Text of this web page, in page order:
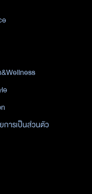
การเป็นส่วนตัว